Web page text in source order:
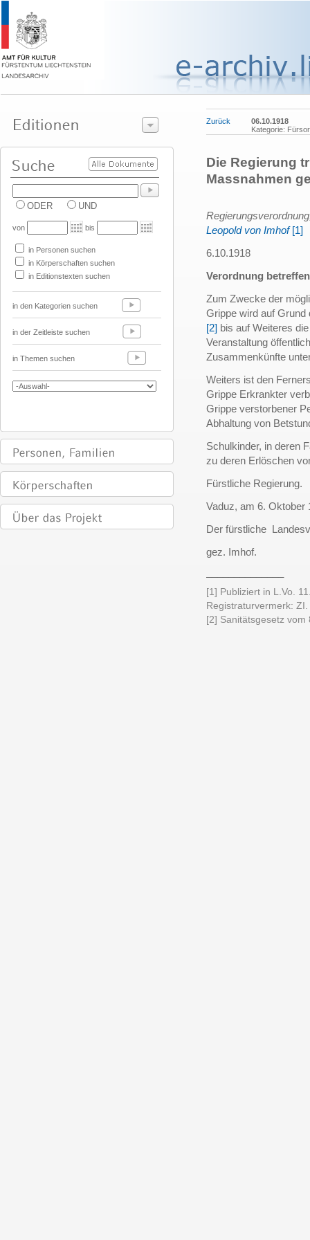
ODER UND
von bis
in Personen suchen
in Körperschaften suchen
in Editionstexten suchen
in den Kategorien suchen
in der Zeitleiste suchen
in Themen suchen
Zurück
06.10.1918
Kategorie:
Die Regierung
Massnahmen
Leopold von Imhof [1]
6.10.1918
Verordnung
Zum Zwecke der
Grippe wird auf
[2] bis auf Weiteres
Veranstaltung
Zusammenkünfte
Weiters ist den
Grippe Erkrankter
Grippe verstorbener
Abhaltung von
Schulkinder, in deren
zu deren Erlöschen
Fürstliche Regierung.
Vaduz, am 6. Oktober
Der fürstliche
gez. Imhof.
[1] Publiziert in L.Vo.
Registraturvermerk:
[2] Sanitätsgesetz